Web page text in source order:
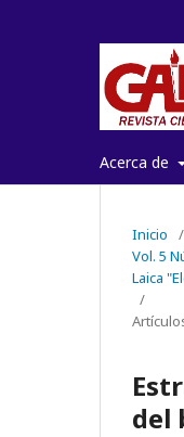
Acerca de
Inicio /
Vol. 5
Laica
/
del